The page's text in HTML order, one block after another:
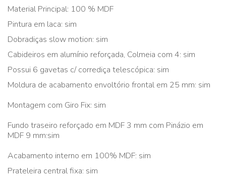
Material Principal: 100 % MDF
Pintura em laca: sim
Dobradiças slow motion: sim
Cabideiros em alumínio reforçada, Colmeia com 4: sim
Possui 6 gavetas c/ corrediça telescópica: sim
Moldura de acabamento envoltório frontal em 25 mm: sim
Montagem com Giro Fix: sim
Fundo traseiro reforçado em MDF 3 mm com Pinázio em
MDF 9 mm:sim
Acabamento interno em 100% MDF: sim
Prateleira central fixa: sim